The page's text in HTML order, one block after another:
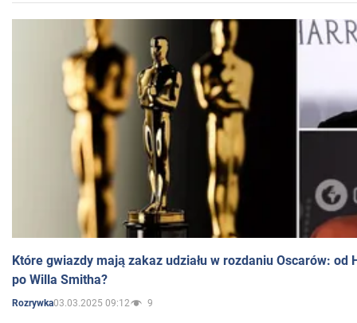
Które gwiazdy mają zakaz udziału w rozdaniu Oscarów: od
po Willa Smitha?
Rozrywka03.03.2025 09:12 9